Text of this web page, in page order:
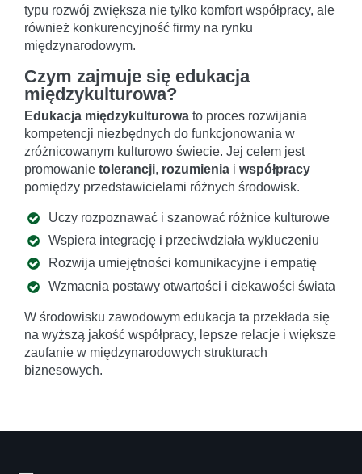
typu rozwój zwiększa nie tylko komfort współpracy, ale
również konkurencyjność firmy na rynku
międzynarodowym.
Czym zajmuje się edukacja
międzykulturowa?
Edukacja międzykulturowa to proces rozwijania
kompetencji niezbędnych do funkcjonowania w
zróżnicowanym kulturowo świecie. Jej celem jest
promowanie tolerancji, rozumienia i współpracy
pomiędzy przedstawicielami różnych środowisk.
Uczy rozpoznawać i szanować różnice kulturowe
Wspiera integrację i przeciwdziała wykluczeniu
Rozwija umiejętności komunikacyjne i empatię
Wzmacnia postawy otwartości i ciekawości świata
W środowisku zawodowym edukacja ta przekłada się
na wyższą jakość współpracy, lepsze relacje i większe
zaufanie w międzynarodowych strukturach
biznesowych.